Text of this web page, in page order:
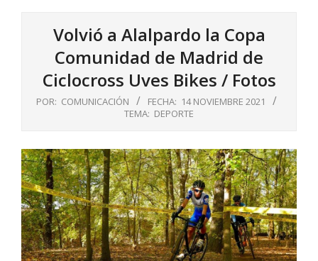
Volvió a Alalpardo la Copa
Comunidad de Madrid de
Ciclocross Uves Bikes / Fotos
POR: COMUNICACIÓN FECHA: 14 NOVIEMBRE 2021
TEMA: DEPORTE